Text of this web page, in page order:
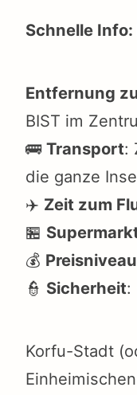
Schnelle
Entfernung
BIST im
🚌 Transport:
die ganze
✈️ Zeit zum
🏪
💰 Preisniveau
👮 Sicherheit:
Korfu-Stadt